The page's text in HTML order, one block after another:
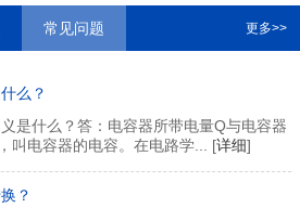
常见问题 更多>>
么？
是什么？答：电容器所带电量Q与电容器
叫电容器的电容。在电路学... [详细]
？